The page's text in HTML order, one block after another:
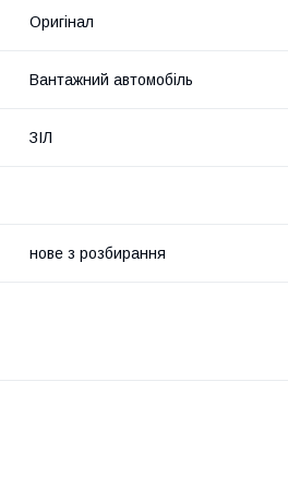
Оригінал
Вантажний автомобіль
ЗІЛ
нове з розбирання